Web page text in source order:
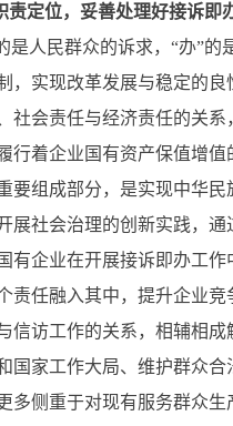
责定位，妥善处理好接诉即
人民群众的诉求，“办”的
，实现改革发展与稳定的良
会责任与经济责任的关系
行着企业国有资产保值增
要组成部分，是实现中华
展社会治理的创新实践，
有企业在开展接诉即办工
责任融入其中，提升企业竞
访工作的关系，相辅相成
国家工作大局、维护群众
多侧重于对现有服务群众